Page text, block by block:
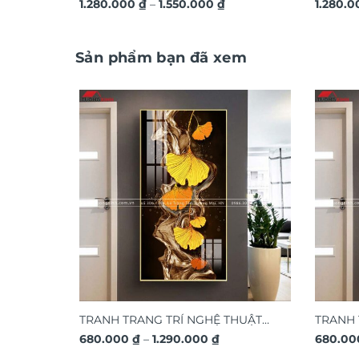
hiện đại TG4543
1.280.000₫ – 1.550.000₫Khoảng
1.550.000 ₫
3D
Sản phẩm bạn đã xem
TRANH TRANG TRÍ NGHỆ THUẬT
HIỆN ĐẠI TG433
680.000₫ – 1.290.000₫Khoảng
TRANH
HIỆN